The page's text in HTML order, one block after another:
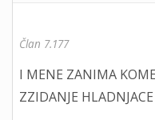
Član 7.177
I MENE ZANIMA
ZZIDANJE